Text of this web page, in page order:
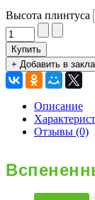
Высота плинтуса
Купить
+ Добавить в
Описание
Отзывы (0)